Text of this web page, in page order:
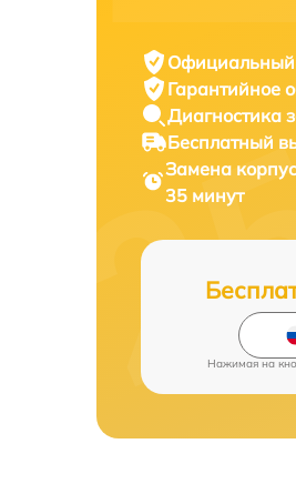
Официальный
Гарантийное
Диагностика
Бесплатный
Замена
35 минут
Нажимая на